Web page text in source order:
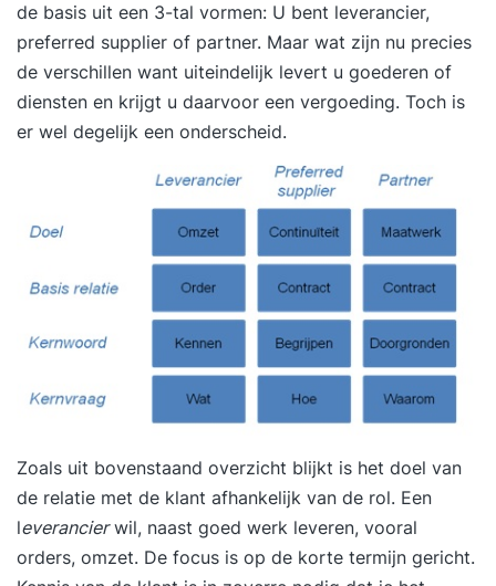
de basis uit een 3-tal vormen: U bent leverancier,
preferred supplier of partner. Maar wat zijn nu precies
de verschillen want uiteindelijk levert u goederen of
diensten en krijgt u daarvoor een vergoeding. Toch is
er wel degelijk een onderscheid.
Zoals uit bovenstaand overzicht blijkt is het doel van
de relatie met de klant afhankelijk van de rol. Een
leverancierwil, naast goed werk leveren, vooral
orders, omzet. De focus is op de korte termijn gericht.